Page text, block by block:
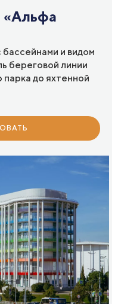
«Альфа
и видом
береговой линии
до яхтенной